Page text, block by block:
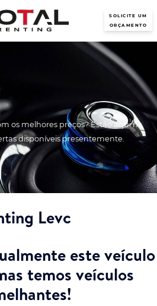
SOLICITE UM
ORÇAMENTO
os melhores preços? Estão aqui na
disponíveis presentemente.
Levc
este veículo
temos veículos